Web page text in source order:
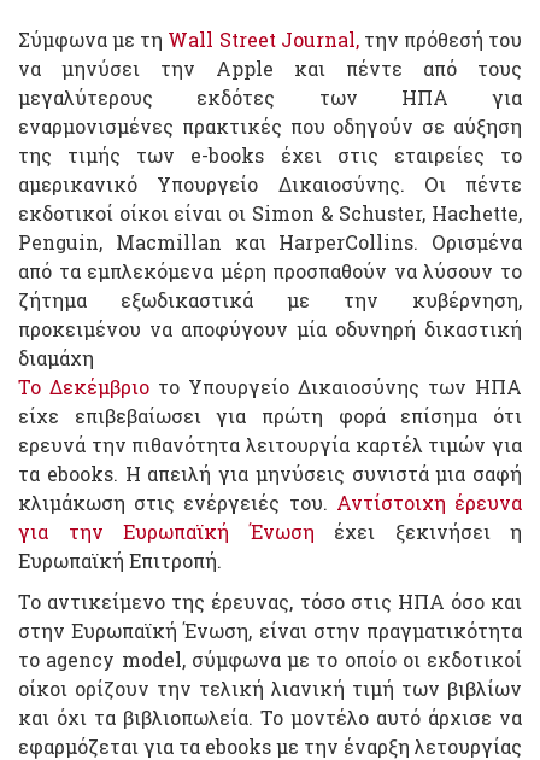
Σύμφωνα με τη Wall Street Journal,την πρόθεσή του
να μηνύσει την Apple και πέντε από τους
μεγαλύτερους εκδότες των ΗΠΑ για
εναρμονισμένες πρακτικές που οδηγούν σε αύξηση
της τιμής των e-books έχει στις εταιρείες το
αμερικανικό Υπουργείο Δικαιοσύνης. Οι πέντε
εκδοτικοί οίκοι είναι οι Simon & Schuster, Hachette,
Penguin, Macmillan και HarperCollins. Ορισμένα
από τα εμπλεκόμενα μέρη προσπαθούν να λύσουν το
ζήτημα εξωδικαστικά με την κυβέρνηση,
προκειμένου να αποφύγουν μία οδυνηρή δικαστική
διαμάχη
Το Δεκέμβριο το Υπουργείο Δικαιοσύνης των ΗΠΑ
είχε επιβεβαίωσει για πρώτη φορά επίσημα ότι
ερευνά την πιθανότητα λειτουργία καρτέλ τιμών για
τα ebooks. Η απειλή για μηνύσεις συνιστά μια σαφή
κλιμάκωση στις ενέργειές του. Αντίστοιχη έρευνα
για την Ευρωπαϊκή Ένωση έχει ξεκινήσει η
Ευρωπαϊκή Επιτροπή.
Το αντικείμενο της έρευνας, τόσο στις ΗΠΑ όσο και
στην Ευρωπαϊκή Ένωση, είναι στην πραγματικότητα
το agency model, σύμφωνα με το οποίο οι εκδοτικοί
οίκοι ορίζουν την τελική λιανική τιμή των βιβλίων
και όχι τα βιβλιοπωλεία. Το μοντέλο αυτό άρχισε να
εφαρμόζεται για τα ebooks με την έναρξη λετουργίας